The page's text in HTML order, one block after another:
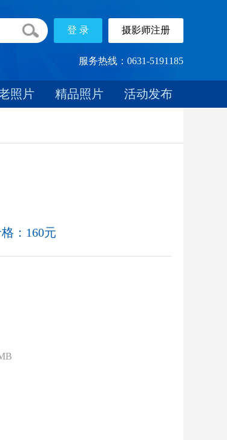
服务热线：0631-5191185
照片 精品照片 活动发布
：160元